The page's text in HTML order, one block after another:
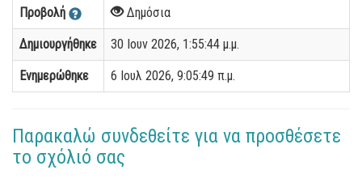
Προβολή Δημόσια
Δημιουργήθηκε 30 Ιουν 2026, 1:55:44 μ.μ.
Ενημερώθηκε 6 Ιουλ 2026, 9:05:49 π.μ.
Παρακαλώ συνδεθείτε για να προσθέσετε
το σχόλιό σας